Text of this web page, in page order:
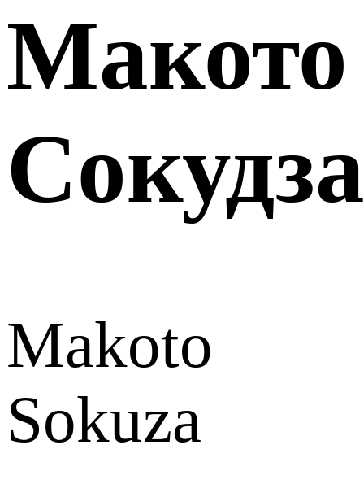
Макото
Сокудза
Makoto
Sokuza